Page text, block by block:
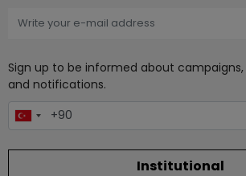
Sign up to be informed about
and notifications.
Institutional